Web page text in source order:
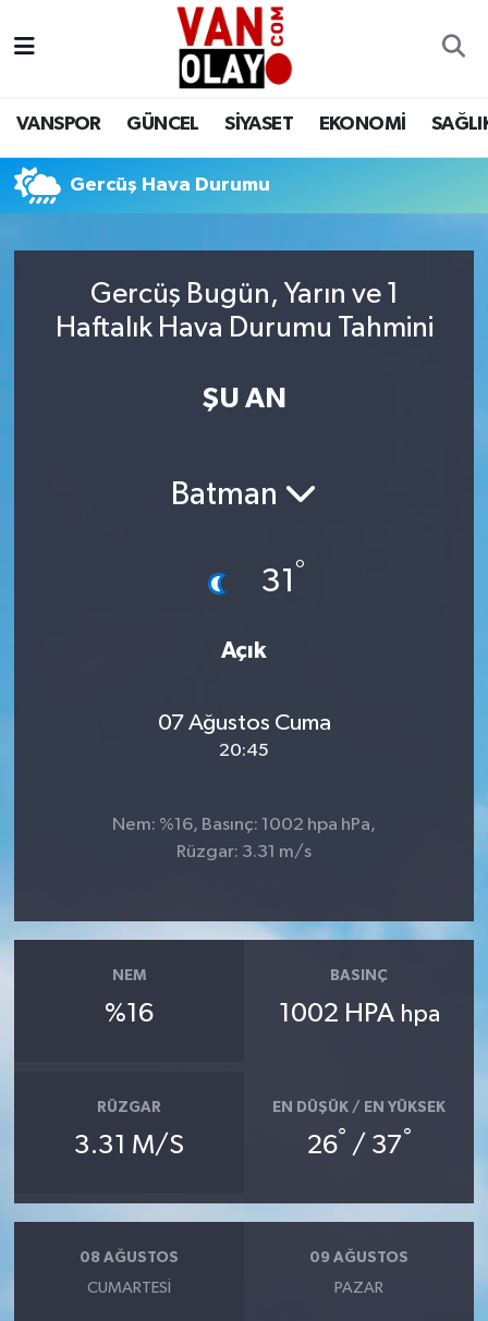
VANSPOR GÜNCEL SİYASET EKONOMİ
Gercüş Hava Durumu
Gercüş Bugün, Yarın ve 1
Haftalık Hava Durumu Tahmini
ŞU AN
Batman
31 °
Açık
07 Ağustos Cuma
20:45
Nem: %16, Basınç: 1002 hpa hPa,
Rüzgar: 3.31 m/s
NEM
%16
BASINÇ
1002 HPA hpa
RÜZGAR
3.31 M/S
EN DÜŞÜK / EN YÜKSEK
26° / 37°
08 AĞUSTOS
CUMARTESI
09 AĞUSTOS
PAZAR
Siyaset
Ekonomi
Sağlık
Van Nöbetçi Eczaneler
Van Namaz Vakitleri
Van Trafik Yoğunluk Haritası
Süper Lig Puan Durumu ve Fikstür
Son Dakika Haberleri